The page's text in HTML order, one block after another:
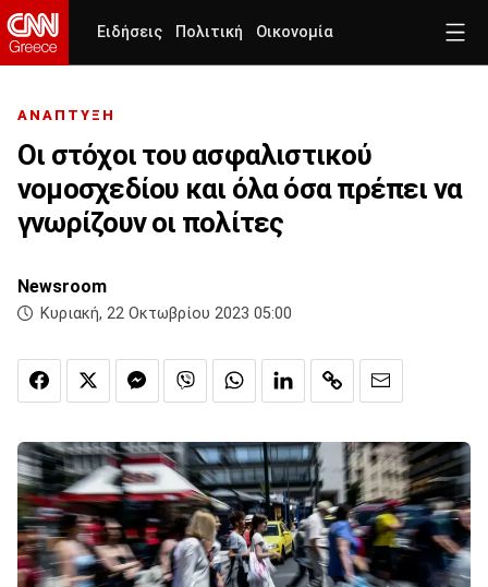
Ειδήσεις Πολιτική Οικονομία
ΑΝΑΠΤΥΞΗ
Οι στόχοι του ασφαλιστικού
νομοσχεδίου και όλα όσα πρέπει να
γνωρίζουν οι πολίτες
Newsroom
Κυριακή, 22 Οκτωβρίου 2023 05:00